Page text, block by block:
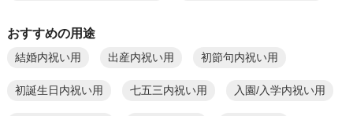
おすすめの用途
結婚内祝い用 出産内祝い用 初節句内祝い用
初誕生日内祝い用 七五三内祝い用 入園/入学内祝い用